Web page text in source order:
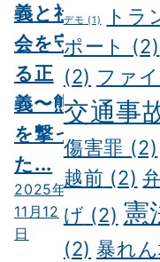
義と社
会を守
る正
義〜熊
を撃っ
た...
2025年
11月12
日
デモ (1) トラ
ポート
(2)
(2) ファ
交通事
傷害罪 (2)
越前 (2)
げ (2) 憲
(2) 暴れ